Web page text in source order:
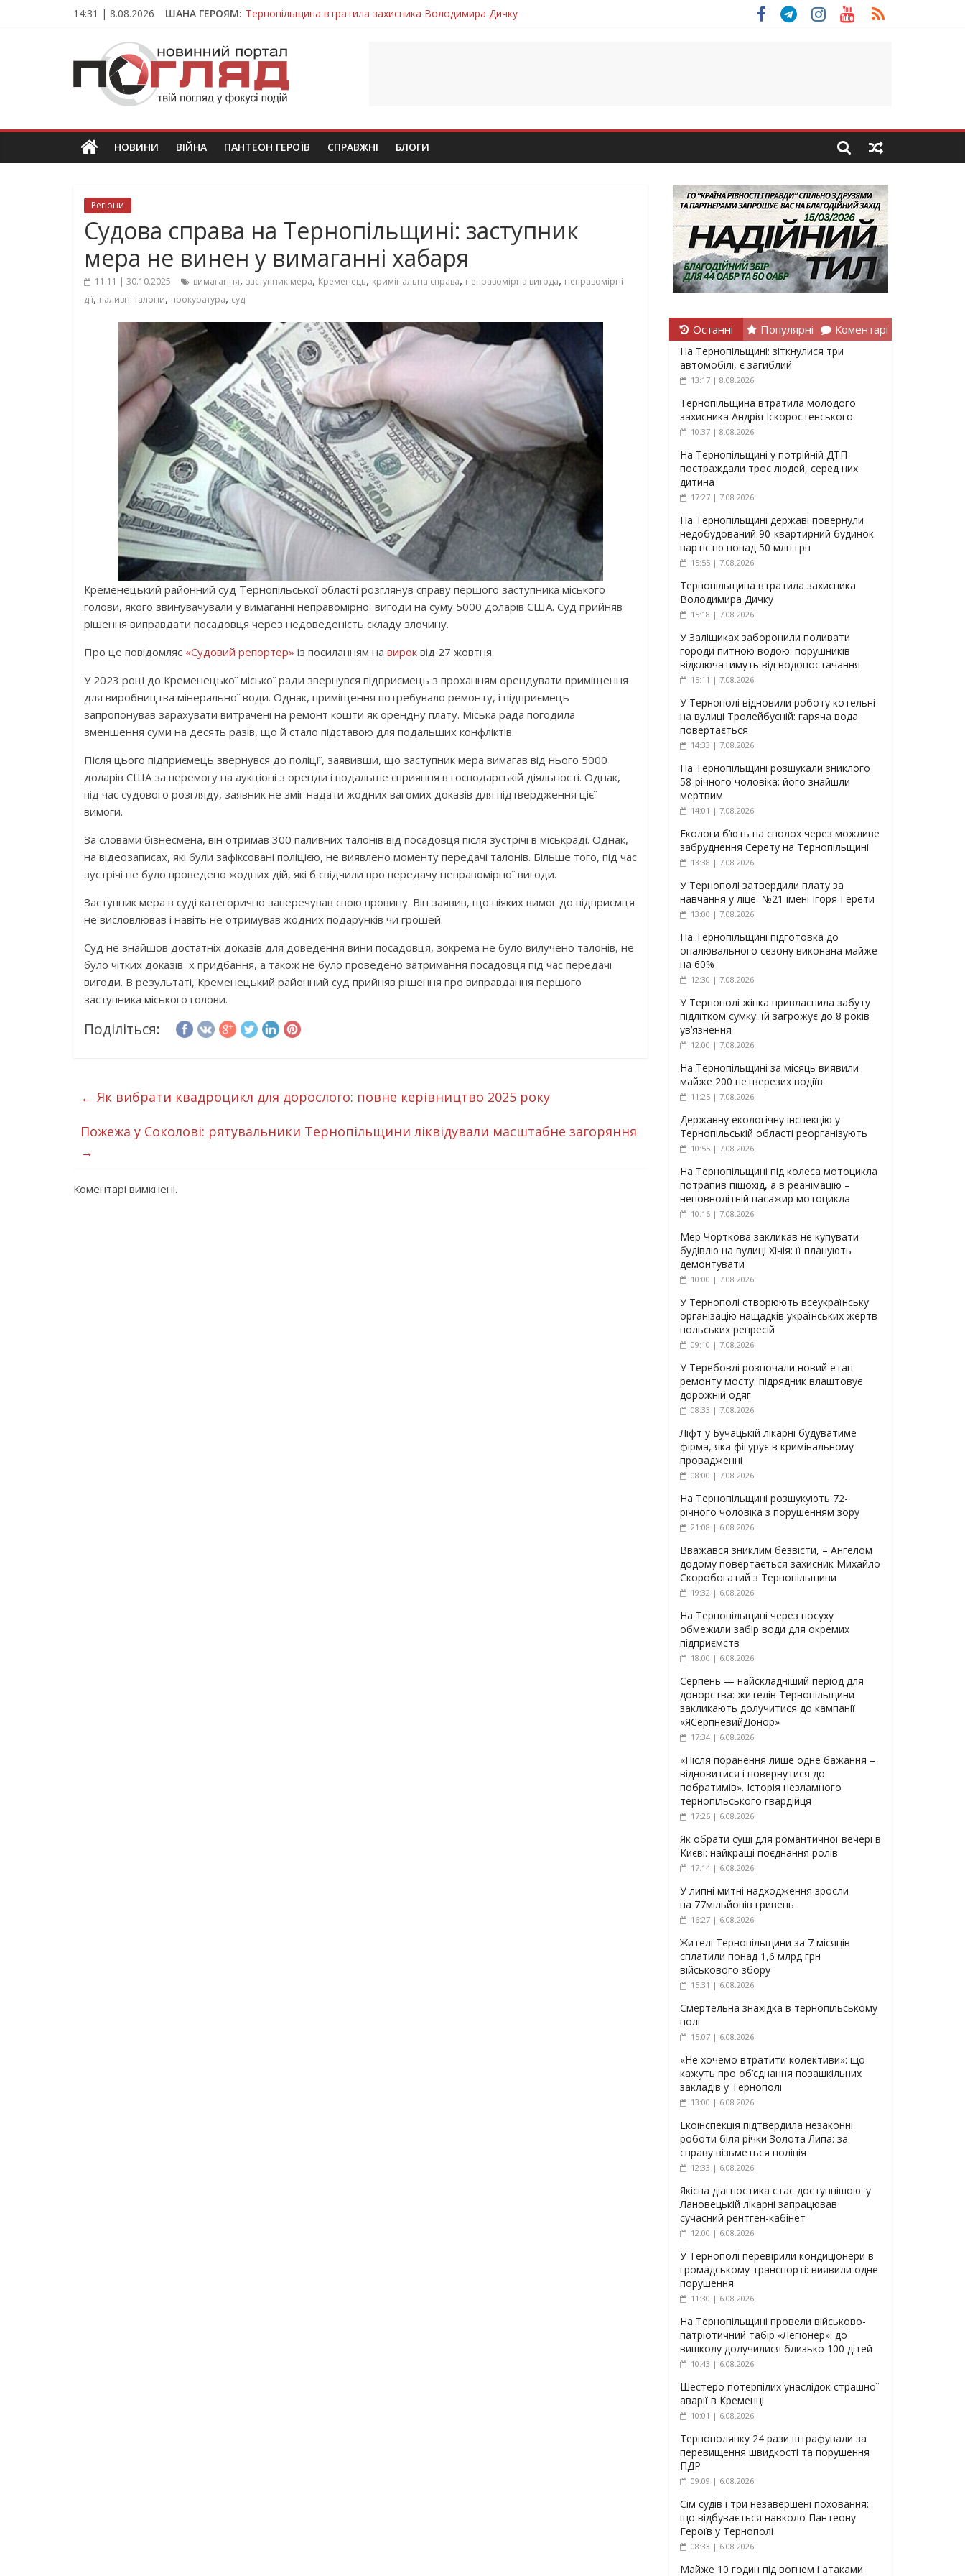
14:31 | 8.08.2026 ШАНА ГЕРОЯМ: Тернопільщина втратила захисника Володимира Дичку
На війні загинув молодий захисник Дмитро Березко з Тернопільщини
Тернопільщина втратила захисника Володимира Вельму
Тернопільщина втратила молодого захисника Андрія Іскоростенського
ПОГЛЯД
Новини
Тернополя.
новини
та
НОВИНИ ВІЙНА ПАНТЕОН ГЕРОЇВ СПРАВЖНІ БЛОГИ
Регіони
Судова справа на Тернопільщині: заступник
мера не винен у вимаганні хабаря
11:11 | 30.10.2025 вимагання, заступник мера, Кременець, кримінальна справа, неправомірна вигода, неправомірні
дії, паливні талони, прокуратура, суд
Кременецький районний суд Тернопільської області розглянув справу першого заступника міського
голови, якого звинувачували у вимаганні неправомірної вигоди на суму 5000 доларів США. Суд прийняв
рішення виправдати посадовця через недоведеність складу злочину.
Про це повідомляє «Судовий репортер» із посиланням на вирок від 27 жовтня.
У 2023 році до Кременецької міської ради звернувся підприємець з проханням орендувати приміщення
для виробництва мінеральної води. Однак, приміщення потребувало ремонту, і підприємець
запропонував зарахувати витрачені на ремонт кошти як орендну плату. Міська рада погодила
зменшення суми на десять разів, що й стало підставою для подальших конфліктів.
Після цього підприємець звернувся до поліції, заявивши, що заступник мера вимагав від нього 5000
доларів США за перемогу на аукціоні з оренди і подальше сприяння в господарській діяльності. Однак,
під час судового розгляду, заявник не зміг надати жодних вагомих доказів для підтвердження цієї
вимоги.
За словами бізнесмена, він отримав 300 паливних талонів від посадовця після зустрічі в міськраді. Однак,
на відеозаписах, які були зафіксовані поліцією, не виявлено моменту передачі талонів. Більше того, під час
зустрічі не було проведено жодних дій, які б свідчили про передачу неправомірної вигоди.
Заступник мера в суді категорично заперечував свою провину. Він заявив, що ніяких вимог до підприємця
не висловлював і навіть не отримував жодних подарунків чи грошей.
Суд не знайшов достатніх доказів для доведення вини посадовця, зокрема не було вилучено талонів, не
було чітких доказів їх придбання, а також не було проведено затримання посадовця під час передачі
вигоди. В результаті, Кременецький районний суд прийняв рішення про виправдання першого
заступника міського голови.
Поділіться:
← Як вибрати квадроцикл для дорослого: повне керівництво 2025 року
Пожежа у Соколові: рятувальники Тернопільщини ліквідували масштабне загоряння
→
Коментарі вимкнені.
Останні Популярні Коментарі
На Тернопільщині: зіткнулися три
автомобілі, є загиблий
13:17 | 8.08.2026
Тернопільщина втратила молодого
захисника Андрія Іскоростенського
10:37 | 8.08.2026
На Тернопільщині у потрійній ДТП
постраждали троє людей, серед них
дитина
17:27 | 7.08.2026
На Тернопільщині державі повернули
недобудований 90-квартирний будинок
вартістю понад 50 млн грн
15:55 | 7.08.2026
Тернопільщина втратила захисника
Володимира Дичку
15:18 | 7.08.2026
У Заліщиках заборонили поливати
городи питною водою: порушників
відключатимуть від водопостачання
15:11 | 7.08.2026
У Тернополі відновили роботу котельні
на вулиці Тролейбусній: гаряча вода
повертається
14:33 | 7.08.2026
На Тернопільщині розшукали зниклого
58-річного чоловіка: його знайшли
мертвим
14:01 | 7.08.2026
Екологи б’ють на сполох через можливе
забруднення Серету на Тернопільщині
13:38 | 7.08.2026
У Тернополі затвердили плату за
навчання у ліцеї №21 імені Ігоря Герети
13:00 | 7.08.2026
На Тернопільщині підготовка до
опалювального сезону виконана майже
на 60%
12:30 | 7.08.2026
У Тернополі жінка привласнила забуту
підлітком сумку: їй загрожує до 8 років
ув’язнення
12:00 | 7.08.2026
На Тернопільщині за місяць виявили
майже 200 нетверезих водіїв
11:25 | 7.08.2026
Державну екологічну інспекцію у
Тернопільській області реорганізують
10:55 | 7.08.2026
На Тернопільщині під колеса мотоцикла
потрапив пішохід, а в реанімацію –
неповнолітній пасажир мотоцикла
10:16 | 7.08.2026
Мер Чорткова закликав не купувати
будівлю на вулиці Хічія: її планують
демонтувати
10:00 | 7.08.2026
У Тернополі створюють всеукраїнську
організацію нащадків українських жертв
польських репресій
09:10 | 7.08.2026
У Теребовлі розпочали новий етап
ремонту мосту: підрядник влаштовує
дорожній одяг
08:33 | 7.08.2026
Ліфт у Бучацькій лікарні будуватиме
фірма, яка фігурує в кримінальному
провадженні
08:00 | 7.08.2026
На Тернопільщині розшукують 72-
річного чоловіка з порушенням зору
21:08 | 6.08.2026
Вважався зниклим безвісти, – Ангелом
додому повертається захисник Михайло
Скоробогатий з Тернопільщини
19:32 | 6.08.2026
На Тернопільщині через посуху
обмежили забір води для окремих
підприємств
18:00 | 6.08.2026
Серпень — найскладніший період для
донорства: жителів Тернопільщини
закликають долучитися до кампанії
«ЯСерпневийДонор»
17:34 | 6.08.2026
«Після поранення лише одне бажання –
відновитися і повернутися до
побратимів». Історія незламного
тернопільського гвардійця
17:26 | 6.08.2026
Як обрати суші для романтичної вечері в
Києві: найкращі поєднання ролів
17:14 | 6.08.2026
У липні митні надходження зросли
на 77мільйонів гривень
16:27 | 6.08.2026
Жителі Тернопільщини за 7 місяців
сплатили понад 1,6 млрд грн
військового збору
15:31 | 6.08.2026
Смертельна знахідка в тернопільському
полі
15:07 | 6.08.2026
«Не хочемо втратити колективи»: що
кажуть про об’єднання позашкільних
закладів у Тернополі
13:00 | 6.08.2026
Екоінспекція підтвердила незаконні
роботи біля річки Золота Липа: за
справу візьметься поліція
12:33 | 6.08.2026
Якісна діагностика стає доступнішою: у
Лановецькій лікарні запрацював
сучасний рентген-кабінет
12:00 | 6.08.2026
У Тернополі перевірили кондиціонери в
громадському транспорті: виявили одне
порушення
11:30 | 6.08.2026
На Тернопільщині провели військово-
патріотичний табір «Легіонер»: до
вишколу долучилися близько 100 дітей
10:43 | 6.08.2026
Шестеро потерпілих унаслідок страшної
аварії в Кременці
10:01 | 6.08.2026
Тернополянку 24 рази штрафували за
перевищення швидкості та порушення
ПДР
09:09 | 6.08.2026
Сім судів і три незавершені поховання:
що відбувається навколо Пантеону
Героїв у Тернополі
08:33 | 6.08.2026
Майже 10 годин під вогнем і атаками